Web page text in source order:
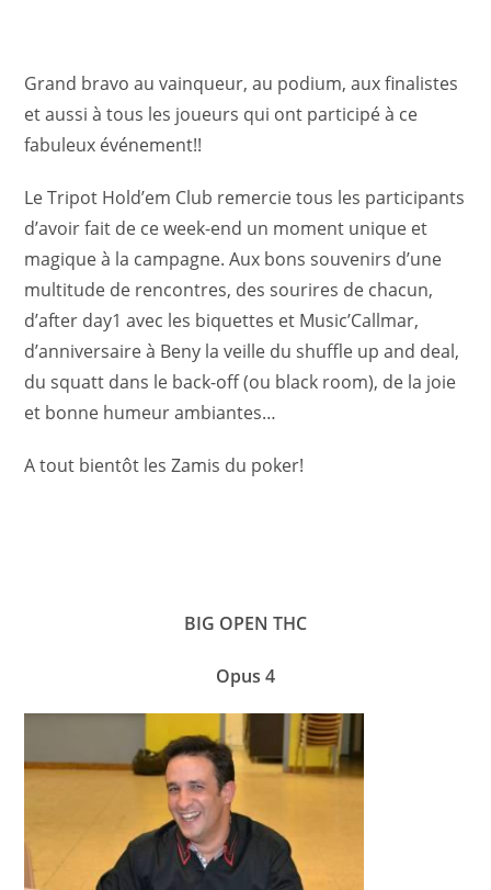
Grand bravo au vainqueur, au podium, aux finalistes
et aussi à tous les joueurs qui ont participé à ce
fabuleux événement!!
Le Tripot Hold’em Club remercie tous les participants
d’avoir fait de ce week-end un moment unique et
magique à la campagne. Aux bons souvenirs d’une
multitude de rencontres, des sourires de chacun,
d’after day1 avec les biquettes et Music’Callmar,
d’anniversaire à Beny la veille du shuffle up and deal,
du squatt dans le back-off (ou black room), de la joie
et bonne humeur ambiantes…
A tout bientôt les Zamis du poker!
BIG OPEN THC
Opus 4